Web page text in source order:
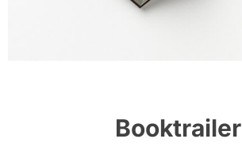
Booktrailer